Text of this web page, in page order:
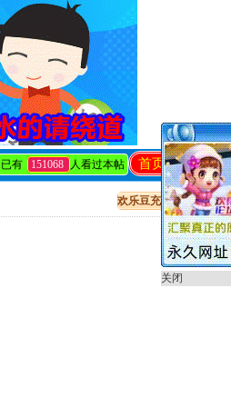
回复
首页
已有 151068 人看过本帖
欢乐豆充值 出售贴教程
关闭